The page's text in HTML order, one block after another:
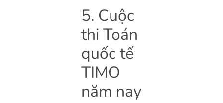
5. Cuộc
thi Toán
quốc tế
TIMO
năm nay